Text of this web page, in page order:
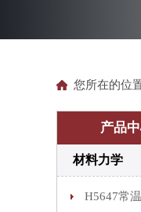
您所在的位
产品
材料力学
H5647常